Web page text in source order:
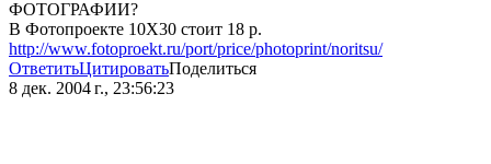
ФОТОГРАФИИ?
В Фотопроекте 10Х30 стоит 18 р.
http://www.fotoproekt.ru/port/price/photoprint/noritsu/
ОтветитьЦитироватьПоделиться
8 дек. 2004 г., 23:56:23